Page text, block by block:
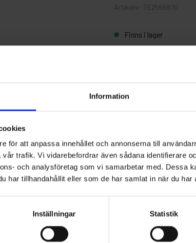
Information
för att anpassa innehållet och annonserna till
trafik. Vi vidarebefordrar även sådana identifierare
och analysföretag som vi samarbetar med. Dessa
har tillhandahållit eller som de har samlat in när du har
Inställningar Statistik
Artikelnr: TE2556870
Finns i lager
Fri
polyuretanskum för A-, B- och C-stolpar, dörrtrösklar
hålrum och förhindrar buller, vibration och stomljud.
TEROSON® VR 10 rekommenderas.